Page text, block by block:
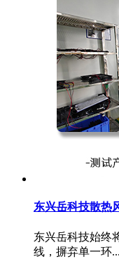
东兴岳科技散热
东兴岳科技始终
线，摒弃单一环...